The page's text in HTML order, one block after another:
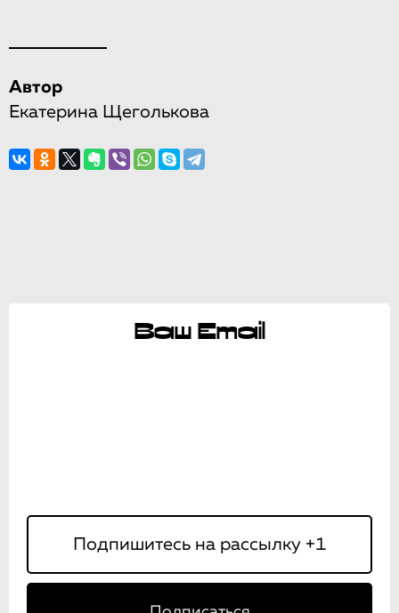
Автор
Екатерина Щеголькова
Ваш Email